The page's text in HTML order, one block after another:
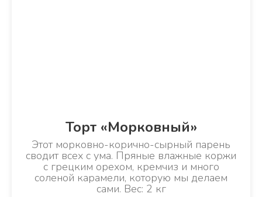
Торт «Морковный»
Этот морковно-корично-сырный парень
сводит всех с ума. Пряные влажные коржи
с грецким орехом, кремчиз и много
соленой карамели, которую мы делаем
сами. Вес: 2 кг